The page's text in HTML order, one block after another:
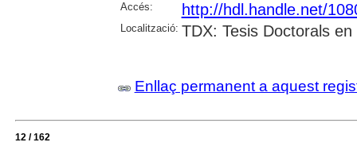
Accés: http://hdl.handle.net/
Localització: TDX: Tesis Doctorals en
Enllaç permanent a aquest
12 / 162